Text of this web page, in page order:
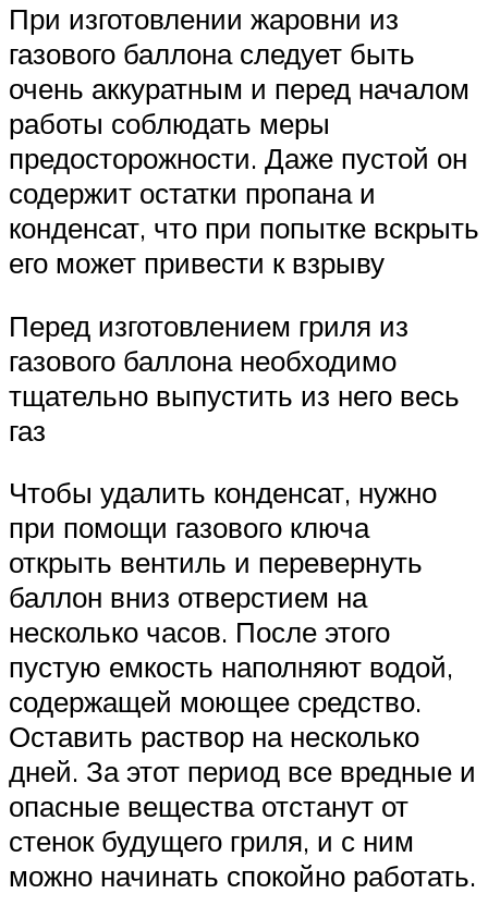
При изготовлении жаровни из
газового баллона следует быть
очень аккуратным и перед началом
работы соблюдать меры
предосторожности. Даже пустой он
содержит остатки пропана и
конденсат, что при попытке вскрыть
его может привести к взрыву
Перед изготовлением гриля из
газового баллона необходимо
тщательно выпустить из него весь
газ
Чтобы удалить конденсат, нужно
при помощи газового ключа
открыть вентиль и перевернуть
баллон вниз отверстием на
несколько часов. После этого
пустую емкость наполняют водой,
содержащей моющее средство.
Оставить раствор на несколько
дней. За этот период все вредные и
опасные вещества отстанут от
стенок будущего гриля, и с ним
можно начинать спокойно работать.